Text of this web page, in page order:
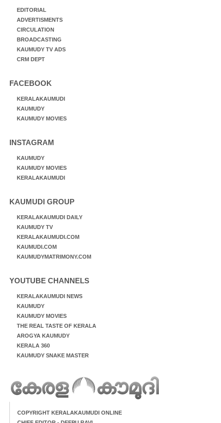
EDITORIAL
ADVERTISMENTS
CIRCULATION
BROADCASTING
KAUMUDY TV ADS
CRM DEPT
FACEBOOK
KERALAKAUMUDI
KAUMUDY
KAUMUDY MOVIES
INSTAGRAM
KAUMUDY
KAUMUDY MOVIES
KERALAKAUMUDI
KAUMUDI GROUP
KERALAKAUMUDI DAILY
KAUMUDY TV
KERALAKAUMUDI.COM
KAUMUDI.COM
KAUMUDYMATRIMONY.COM
YOUTUBE CHANNELS
KERALAKAUMUDI NEWS
KAUMUDY
KAUMUDY MOVIES
THE REAL TASTE OF KERALA
AROGYA KAUMUDY
KERALA 360
KAUMUDY SNAKE MASTER
COPYRIGHT KERALAKAUMUDI ONLINE